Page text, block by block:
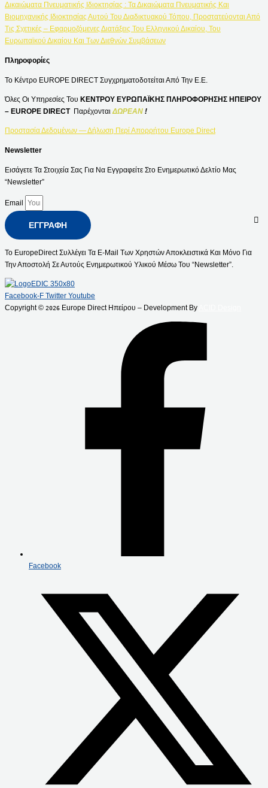
Δικαιώματα Πνευματικής Ιδιοκτησίας : Τα Δικαιώματα Πνευματικής Και
Βιομηχανικής Ιδιοκτησίας Αυτού Του Διαδικτυακού Τόπου, Προστατεύονται Από
Τις Σχετικές – Εφαρμοζόμενες Διατάξεις Του Ελληνικού Δικαίου, Του
Ευρωπαϊκού Δικαίου Και Των Διεθνών Συμβάσεων
Πληροφορίες
Το Κέντρο EUROPE DIRECT Συγχρηματοδοτείται Από Την Ε.Ε.
Όλες Οι Υπηρεσίες Του ΚΕΝΤΡΟΥ ΕΥΡΩΠΑΪΚΗΣ ΠΛΗΡΟΦΟΡΗΣΗΣ ΗΠΕΙΡΟΥ
– EUROPE DIRECT Παρέχονται ΔΩΡΕΑΝ !
Προστασία Δεδομένων — Δήλωση Περί Απορρήτου Europe Direct
Newsletter
Εισάγετε Τα Στοιχεία Σας Για Να Εγγραφείτε Στο Ενημερωτικό Δελτίο Μας
“Newsletter”
Email
ΕΓΓΡΑΦΉ
Το EuropeDirect Συλλέγει Τα E-Mail Των Χρηστών Αποκλειστικά Και Μόνο Για
Την Αποστολή Σε Αυτούς Ενημερωτικού Υλικού Μέσω Του “Newsletter”.
Facebook-F Twitter Youtube
Copyright © 2026 Europe Direct Ηπείρου – Development By
Facebook